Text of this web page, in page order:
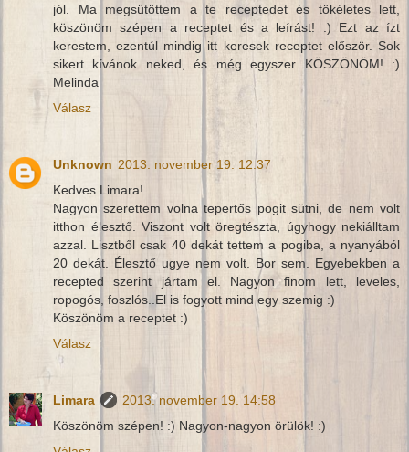
jól. Ma megsütöttem a te receptedet és tökéletes lett,
köszönöm szépen a receptet és a leírást! :) Ezt az ízt
kerestem, ezentúl mindig itt keresek receptet először. Sok
sikert kívánok neked, és még egyszer KÖSZÖNÖM! :)
Melinda
Válasz
Unknown 2013. november 19. 12:37
Kedves Limara!
Nagyon szerettem volna tepertős pogit sütni, de nem volt
itthon élesztő. Viszont volt öregtészta, úgyhogy nekiálltam
azzal. Lisztből csak 40 dekát tettem a pogiba, a nyanyából
20 dekát. Élesztő ugye nem volt. Bor sem. Egyebekben a
recepted szerint jártam el. Nagyon finom lett, leveles,
ropogós, foszlós..El is fogyott mind egy szemig :)
Köszönöm a receptet :)
Válasz
Limara
2013. november 19. 14:58
Köszönöm szépen! :) Nagyon-nagyon örülök! :)